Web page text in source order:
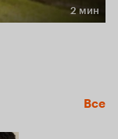
2 мин
Все